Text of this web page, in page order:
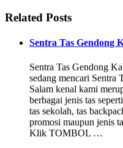
Related Posts
Sentra Tas Gendong
Sentra Tas Gendong
sedang mencari Sentra
Salam kenal kami
berbagai jenis tas
tas sekolah, tas
promosi maupun jenis
Klik TOMBOL …